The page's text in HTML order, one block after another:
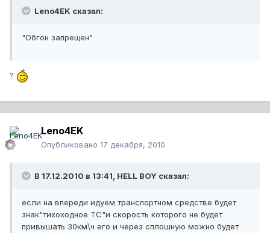
Leno4EK сказал:
"Обгон запрещен"
?
Leno4EK
Опубликовано 17 декабря, 2010
В 17.12.2010 в 13:41, HELL BOY сказал:
если на впереди идуем транспортном средстве будет
знак"тихоходное ТС"и скорость которого не будет
привышать 30км\ч его и через сплошную можно будет